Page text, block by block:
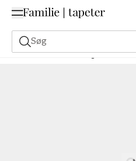
Søg
Malerfarve Bestilling Udfra NCS